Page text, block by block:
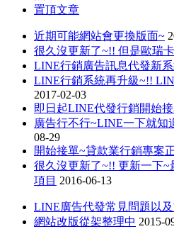
置頂文章
近期可能網站會更換版面~
很久沒更新了~!! 但是歐瑞
LINE行銷廣告訊息代發新
LINE行銷系統再升級~!!
2017-02-03
即日起LINE代發行銷開始
廣告行不行~LINE一下就知
08-29
開始接單~貸款業行銷專案
很久沒更新了~!! 更新一下
項目 2016-06-13
LINE廣告代發常見問題以
網站改版從架整理中 2015-